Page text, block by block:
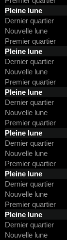
Pleine lune
Dernier quartier
Nouvelle lune
Premier quartier
Pleine lune
Dernier quartier
Nouvelle lune
Premier quartier
Pleine lune
Dernier quartier
Nouvelle lune
Premier quartier
Pleine lune
Dernier quartier
Nouvelle lune
Premier quartier
Pleine lune
Dernier quartier
Nouvelle lune
Premier quartier
Pleine lune
Dernier quartier
Nouvelle lune